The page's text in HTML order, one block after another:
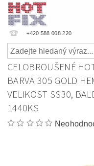
+420 588 008 220
CELOBROUŠENÉ
BARVA 305 GOLD
VELIKOST SS30,
1440KS